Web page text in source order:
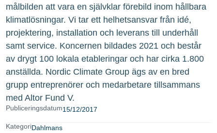
Publiceringsdatum15/12/2017
KategoriDahlmans
målbilden att vara en självklar förebild inom hållbara
klimatlösningar. Vi tar ett helhetsansvar från idé,
projektering, installation och leverans till underhåll
samt service. Koncernen bildades 2021 och består
av drygt 100 lokala etableringar och har cirka 1.800
anställda. Nordic Climate Group ägs av en bred
grupp entreprenörer och medarbetare tillsammans
med Altor Fund V.